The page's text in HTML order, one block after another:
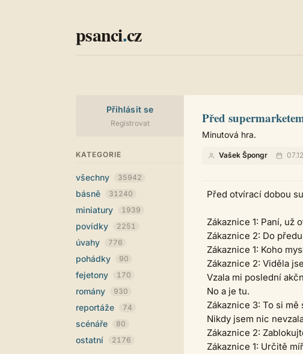
psanci.cz
Přihlásit se
Registrovat
KATEGORIE
všechny 35942
básně 31240
miniatury 1939
povídky 2251
úvahy 776
pohádky 90
fejetony 170
romány 930
reportáže 74
scénáře 80
ostatní 2176
Před
Minutová hra.
Vašek Špongr
Před otvírací dobou
Zákaznice 1: Paní, už
Zákaznice 2: Do
Zákaznice 1: Koho
Zákaznice 2: Viděla
Vzala mi poslední
No a je tu.
Zákaznice 3: To si
Nikdy jsem nic
Zákaznice 2:
Zákaznice 1: Určitě